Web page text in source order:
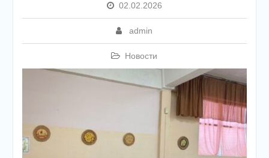
02.02.2026
admin
Новости